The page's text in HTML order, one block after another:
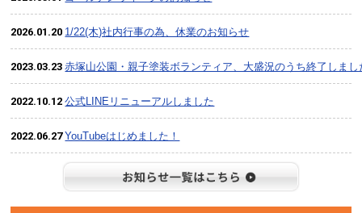
2026.01.20 1/22(木)社内行事の為、休業のお知らせ
2023.03.23赤塚山公園・親子塗装ボランティア、大盛況のうち終了しまし
2022.10.12公式LINEリニューアルしました
2022.06.27YouTubeはじめました！
お知らせ